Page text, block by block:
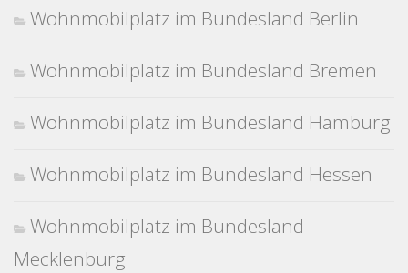
Wohnmobilplatz im Bundesland Berlin
Wohnmobilplatz im Bundesland Bremen
Wohnmobilplatz im Bundesland Hamburg
Wohnmobilplatz im Bundesland Hessen
Wohnmobilplatz im Bundesland
Mecklenburg